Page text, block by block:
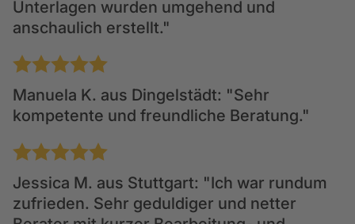
Unterlagen wurden umgehend und
anschaulich erstellt."
1 2 3 4 5
Manuela K. aus Dingelstädt: "Sehr
kompetente und freundliche Beratung."
1 2 3 4 5
Jessica M. aus Stuttgart: "Ich war rundum
zufrieden. Sehr geduldiger und netter